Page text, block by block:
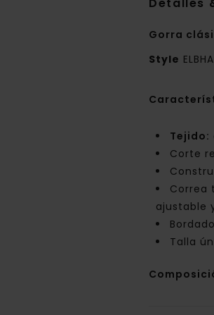
Detalles
Gorra
Style
Tejido:
Corte
Correa
ajustable
Talla